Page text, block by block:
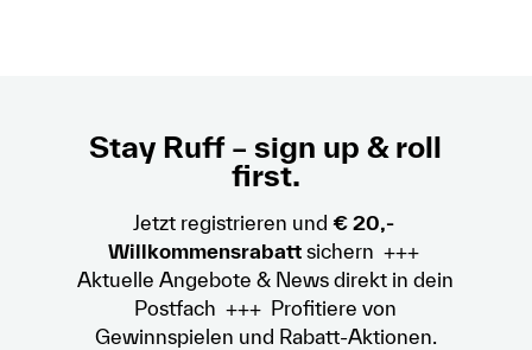
Stay Ruff – sign up & roll
first.
Jetzt registrieren und € 20,-
Willkommensrabattsichern +++
Aktuelle Angebote & News direkt in dein
Postfach +++ Profitiere von
Gewinnspielen und Rabatt-Aktionen.